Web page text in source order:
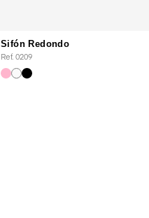
Sifón Redondo
Ref. 0209